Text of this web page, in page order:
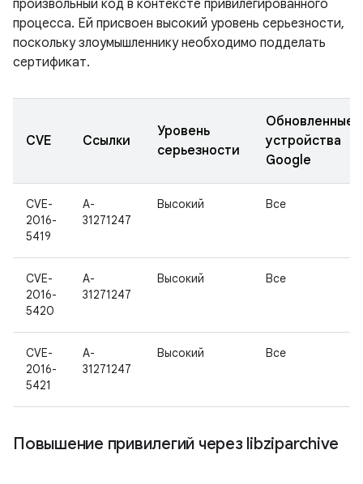
произвольный код в контексте привилегированного
процесса. Ей присвоен высокий уровень серьезности,
поскольку злоумышленнику необходимо подделать
сертификат.
CVE Ссылки
Уровень
серьезности
Обновленные
устройства
Google
CVE-
2016-
5419
A-
31271247
Высокий Все
CVE-
2016-
5420
A-
31271247
Высокий Все
CVE-
2016-
5421
A-
31271247
Высокий Все
Повышение привилегий через libziparchive